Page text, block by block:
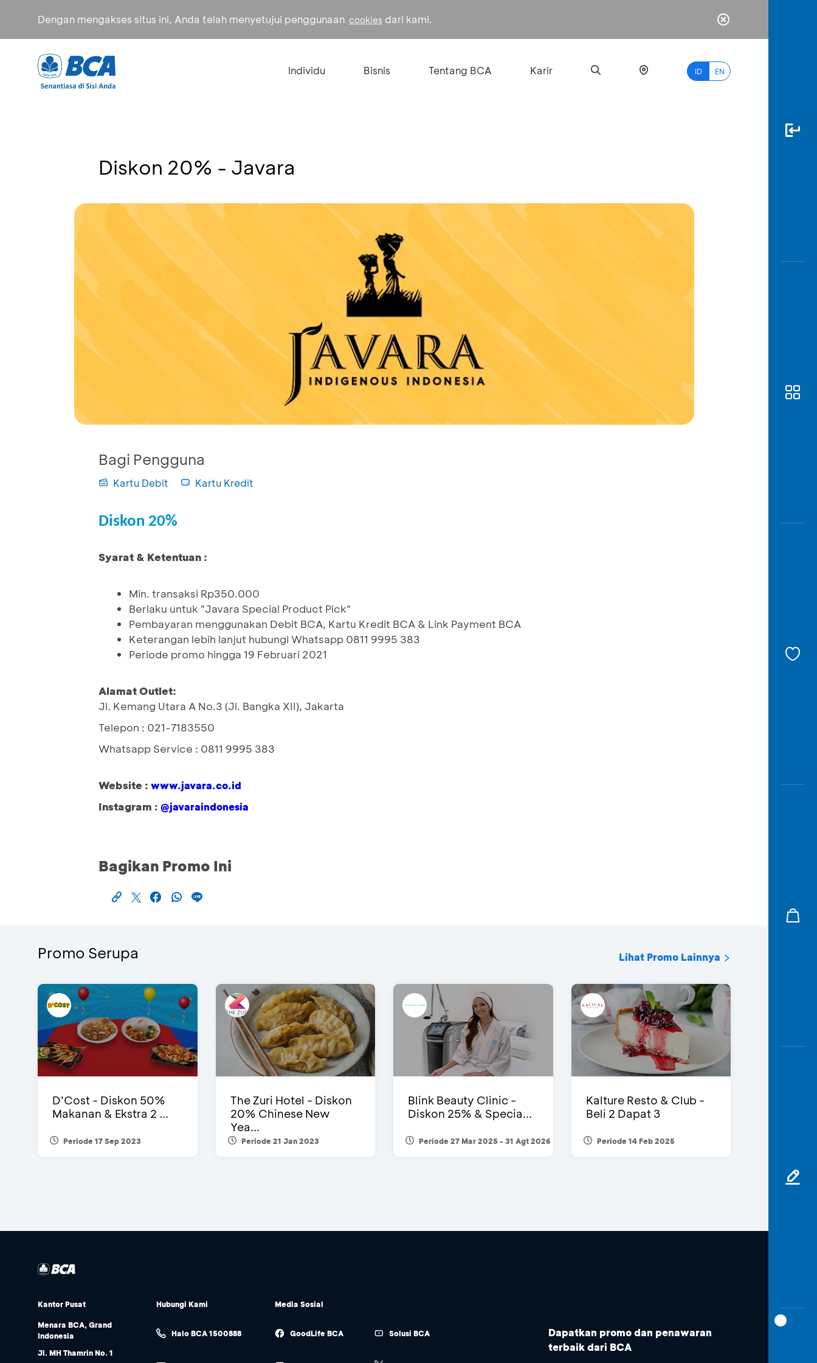
Dengan mengakses situs ini, Anda telah menyetujui penggunaan cookies dari kami.
Individu Bisnis Tentang BCA Karir ID EN
Diskon 20% - Javara
Bagi Pengguna
Kartu Debit Kartu Kredit
Diskon 20%
Syarat & Ketentuan :
Min. transaksi Rp350.000
Berlaku untuk "Javara Special Product Pick"
Pembayaran menggunakan Debit BCA, Kartu Kredit BCA & Link Payment BCA
Keterangan lebih lanjut hubungi Whatsapp 0811 9995 383
Periode promo hingga 19 Februari 2021
Alamat Outlet:
Jl. Kemang Utara A No.3 (Jl. Bangka XII), Jakarta
Telepon : 021-7183550
Whatsapp Service : 0811 9995 383
Website : www.javara.co.id
Instagram : @javaraindonesia
Bagikan Promo Ini
Promo Serupa Lihat Promo Lainnya
D’Cost - Diskon 50%
Makanan & Ekstra 2 ...
Periode 17 Sep 2023
The Zuri Hotel - Diskon
20% Chinese New
Yea...
Periode 21 Jan 2023
Blink Beauty Clinic -
Diskon 25% & Specia...
Periode 27 Mar 2025 - 31 Agt 2026
Kalture Resto & Club -
Beli 2 Dapat 3
Periode 14 Feb 2025
Kantor Pusat
Menara BCA, Grand
Indonesia
Jl. MH Thamrin No. 1
Hubungi Kami
Halo BCA 1500888
Media Sosial
GoodLife BCA Solusi BCA
Dapatkan promo dan penawaran
terbaik dari BCA